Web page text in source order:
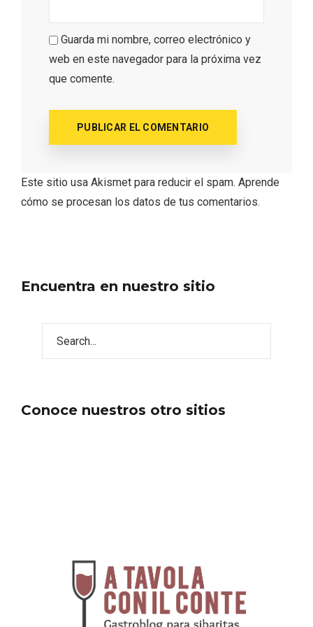
Guarda mi nombre, correo electrónico y
web en este navegador para la próxima vez
que comente.
Este sitio usa Akismet para reducir el spam. Aprende
cómo se procesan los datos de tus comentarios.
Encuentra en nuestro sitio
Conoce nuestros otro sitios
Memoria, Tierra y Voz